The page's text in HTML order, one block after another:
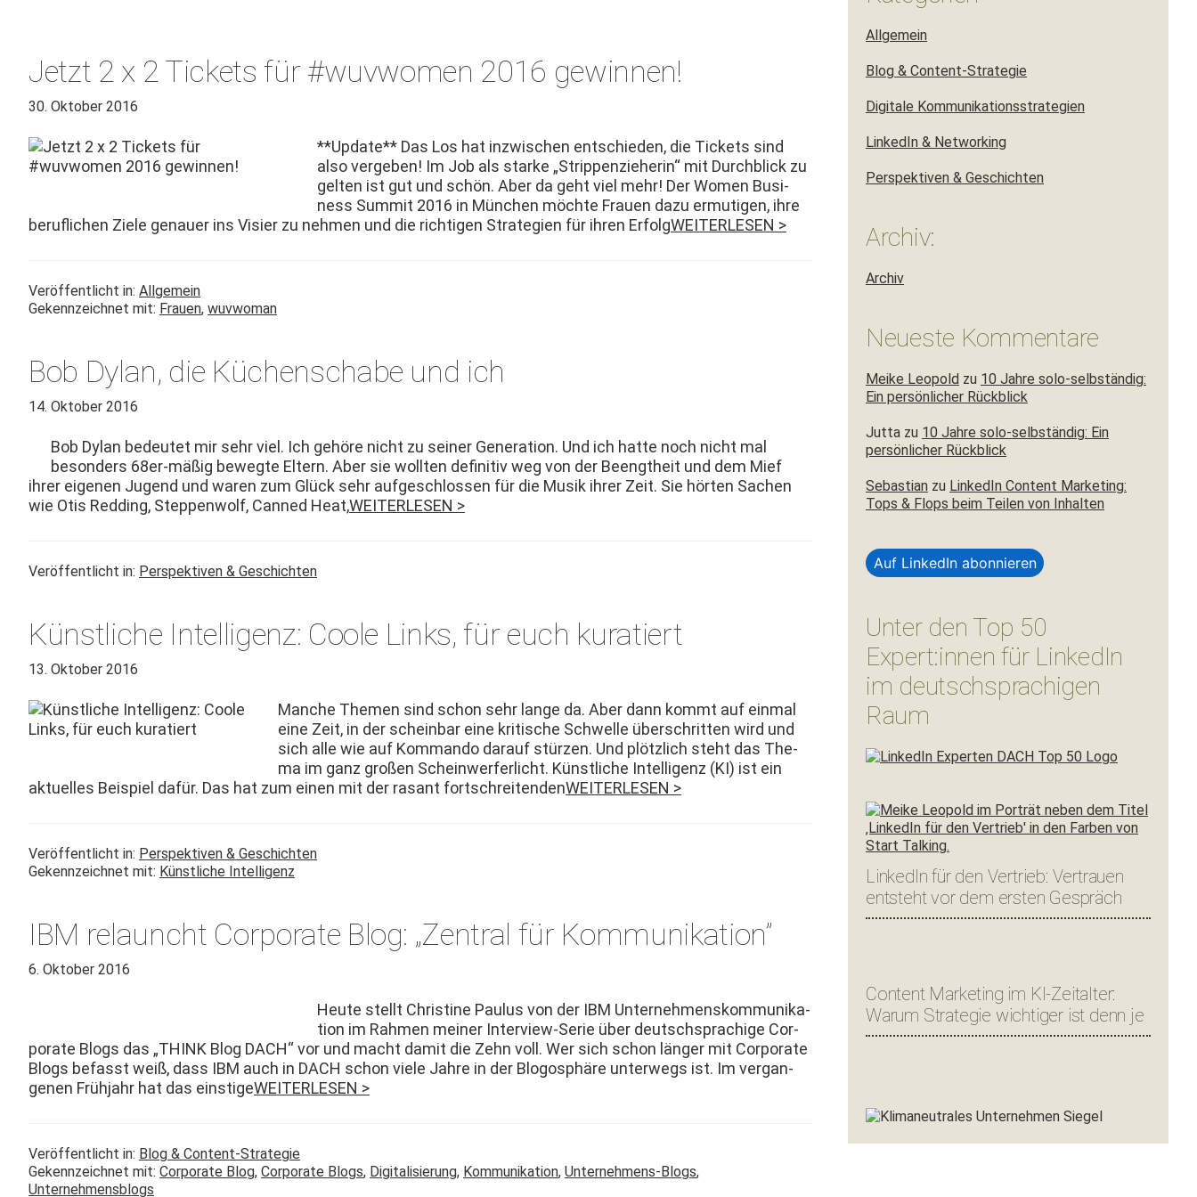
Jetzt 2 x 2 Tickets für #wuvwomen 2016 gewinnen!
30. Oktober 2016
**Update** Das Los hat inzwis­chen entsch­ieden, die Tick­ets sind
also vergeben! Im Job als starke „Strip­pen­zieherin“ mit Durch­blick zu
gel­ten ist gut und schön. Aber da geht viel mehr! Der Women Busi­
ness Sum­mit 2016 in München möchte Frauen dazu ermuti­gen, ihre
beru­flichen Ziele genauer ins Visi­er zu nehmen und die richti­gen Strate­gien für ihren ErfolgWEITERLESEN >
Veröffentlicht in: Allgemein
Gekennzeichnet mit: Frauen, wuvwoman
Bob Dylan, die Küchenschabe und ich
14. Oktober 2016
Bob Dylan bedeutet mir sehr viel. Ich gehöre nicht zu sein­er Gen­er­a­tion. Und ich hat­te noch nicht mal
beson­ders 68er-mäßig bewegte Eltern. Aber sie woll­ten defin­i­tiv weg von der Beength­eit und dem Mief
ihrer eige­nen Jugend und waren zum Glück sehr aufgeschlossen für die Musik ihrer Zeit. Sie hörten Sachen
wie Otis Red­ding, Step­pen­wolf, Canned Heat,WEITERLESEN >
Veröffentlicht in: Perspektiven & Geschichten
Künstliche Intelligenz: Coole Links, für euch kuratiert
13. Oktober 2016
Manche The­men sind schon sehr lange da. Aber dann kommt auf ein­mal
eine Zeit, in der schein­bar eine kri­tis­che Schwelle über­schrit­ten wird und
sich alle wie auf Kom­man­do darauf stürzen. Und plöt­zlich ste­ht das The­
ma im ganz großen Schein­wer­fer­licht. Kün­stliche Intel­li­genz (KI) ist ein
aktuelles Beispiel dafür. Das hat zum einen mit der ras­ant fortschre­i­t­en­denWEITERLESEN >
Veröffentlicht in: Perspektiven & Geschichten
Gekennzeichnet mit: Künstliche Intelligenz
IBM relauncht Corporate Blog: „Zentral für Kommunikation”
6. Oktober 2016
Heute stellt Chris­tine Paulus von der IBM Unternehmen­skom­mu­nika­
tion im Rah­men mein­er Inter­view-Serie über deutschsprachige Cor­
po­rate Blogs das „THINK Blog DACH“ vor und macht damit die Zehn voll. Wer sich schon länger mit Cor­po­rate
Blogs befasst weiß, dass IBM auch in DACH schon viele Jahre in der Blo­gosphäre unter­wegs ist. Im ver­gan­
genen Früh­jahr hat das ein­stigeWEITERLESEN >
Veröffentlicht in: Blog & Content-Strategie
Gekennzeichnet mit: Corporate Blog, Corporate Blogs, Digitalisierung, Kommunikation, Unternehmens-Blogs,
Unternehmensblogs
Allgemein
Blog & Content-Strategie
Digitale Kommunikationsstrategien
LinkedIn & Networking
Perspektiven & Geschichten
Archiv:
Archiv
Neueste Kommentare
Meike Leopold zu 10 Jahre solo-selbständig:
Ein persönlicher Rückblick
Jutta zu 10 Jahre solo-selbständig: Ein
persönlicher Rückblick
Sebastian zu LinkedIn Content Marketing:
Tops & Flops beim Teilen von Inhalten
Auf LinkedIn abonnieren
Unter den Top 50
Expert:innen für LinkedIn
im deutschsprachigen
Raum
LinkedIn für den Vertrieb: Vertrauen
entsteht vor dem ersten Gespräch
Content Marketing im KI-Zeitalter:
Warum Strategie wichtiger ist denn je